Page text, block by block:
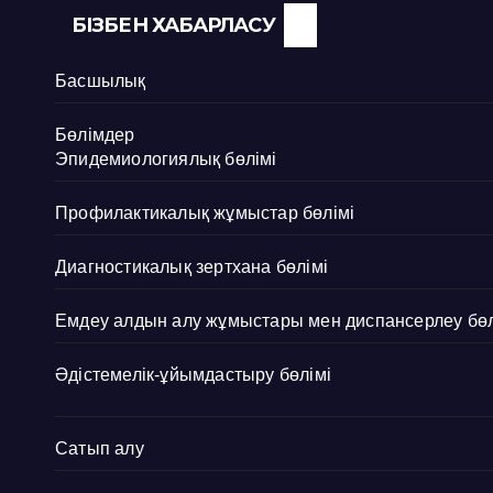
БІЗБЕН ХАБАРЛАСУ
Басшылық
Бөлімдер
Эпидемиологиялық бөлімі
Профилактикалық жұмыстар бөлімі
Диагностикалық зертхана бөлімі
Емдеу алдын алу жұмыстары мен диспансерлеу
Әдістемелік-ұйымдастыру бөлімі
Сатып алу